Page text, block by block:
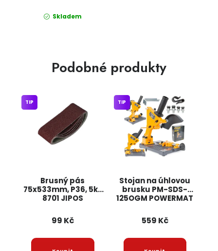
Skladem
Podobné produkty
Brusný pás
75x533mm, P36, 5ks
8701 JIPOS
TIP
99 Kč
Stojan na úhlovou
brusku PM-SDS-
125OGM POWERMAT
TIP
559 Kč